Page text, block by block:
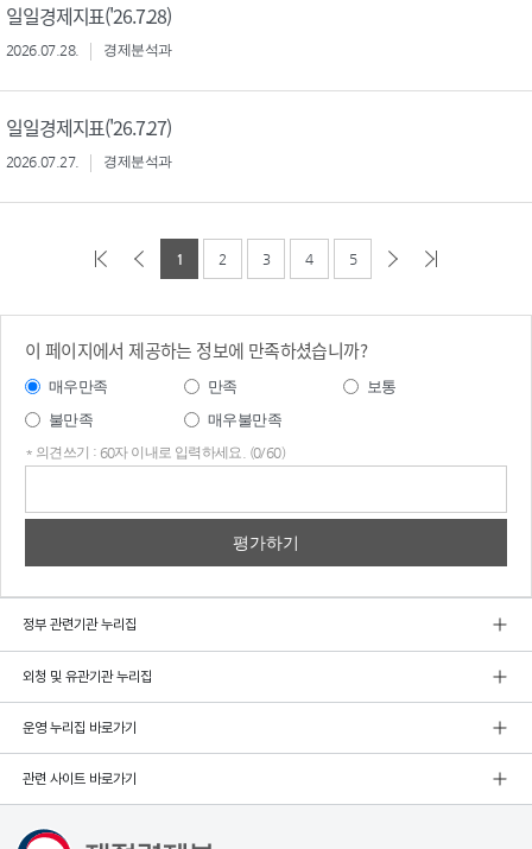
일일경제지표('26.7.28)
2026.07.28. 경제분석과
일일경제지표('26.7.27)
2026.07.27. 경제분석과
1 2 3 4 5
이 페이지에서 제공하는 정보에 만족하셨습니까?
매우만족 만족
보통
불만족
매우불만족
* 의견쓰기 : 60자 이내로 입력하세요. (0/60)
정부 관련기관 누리집
외청 및 유관기관 누리집
운영 누리집 바로가기
관련 사이트 바로가기